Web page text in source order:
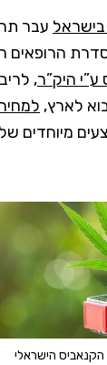
בישראל עבר
הרופאים
ע”י היק”ר,
לארץ,
מיוחדים
הישראלי